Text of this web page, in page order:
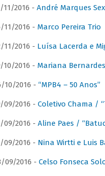
11/2016 - André Marques
11/2016 - Marco Pereira Trio
11/2016 - Luísa Lacerda e
10/2016 - Mariana
10/2016 - “MPB4 – 50 Anos”
09/2016 - Coletivo Chama /
09/2016 - Aline Paes /
09/2016 - Nina Wirtti e Luis
09/2016 - Celso Fonseca